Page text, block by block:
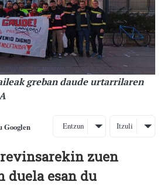
greban daude urtarrilaren
Googlen Entzun Itzuli
zuen
duela esan du